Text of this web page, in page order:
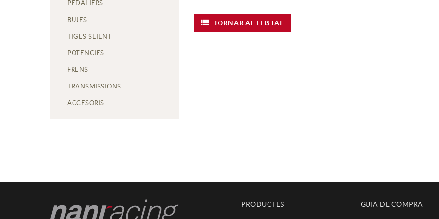
PEDALIERS
BUJES
TIGES SEIENT
POTENCIES
FRENS
TRANSMISSIONS
ACCESORIS
TORNAR AL LLISTAT
PRODUCTES GUIA DE COMPRA